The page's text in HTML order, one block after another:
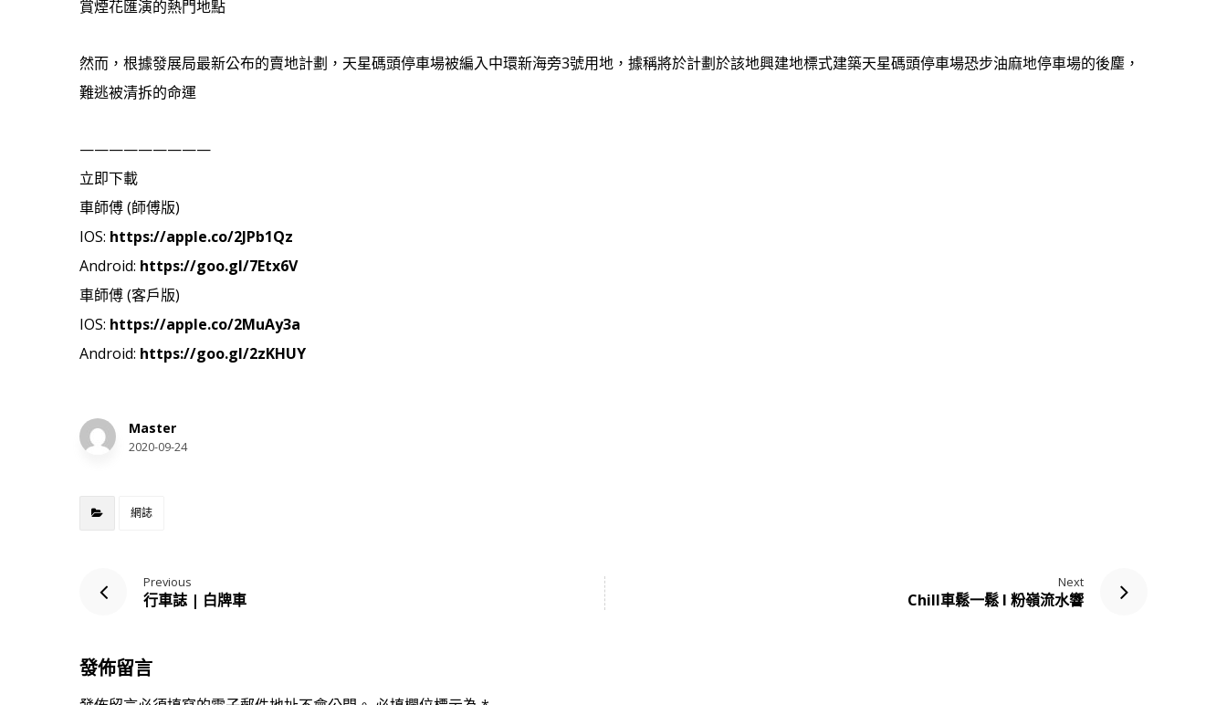
賞煙花匯演的熱門地點
然而，根據發展局最新公布的賣地計劃，天星碼頭停車場被編入中環新海旁3號用地，據稱將於計劃於該地興建地標式建築天星碼頭停車場恐步油麻地停車場的後麈，
難逃被清拆的命運
—————————
立即下載
車師傅 (師傅版)
IOS: https://apple.co/2JPb1Qz
Android: https://goo.gl/7Etx6V
車師傅 (客戶版)
IOS: https://apple.co/2MuAy3a
Android: https://goo.gl/2zKHUY
Master
2020-09-24
網誌
Previous
行車誌 | 白牌車
Next
Chill車鬆一鬆 l 粉嶺流水響
發佈留言